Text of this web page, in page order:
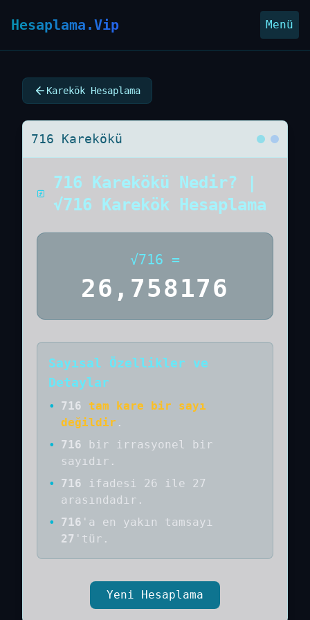
Hesaplama.Vip Menü
Karekök Hesaplama
716 Karekökü
716 Karekökü Nedir? |
√716 Karekök Hesaplama
√716 =
26,758176
Sayısal Özellikler ve
Detaylar
• 716
tam kare bir sayı
değildir .
•
716 bir
irrasyonel bir
sayıdır .
•
716
ifadesi 26 ile 27
arasındadır.
•
716 'a en yakın tamsayı
27 'tür.
Yeni Hesaplama